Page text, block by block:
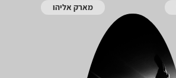
מארק אליהו